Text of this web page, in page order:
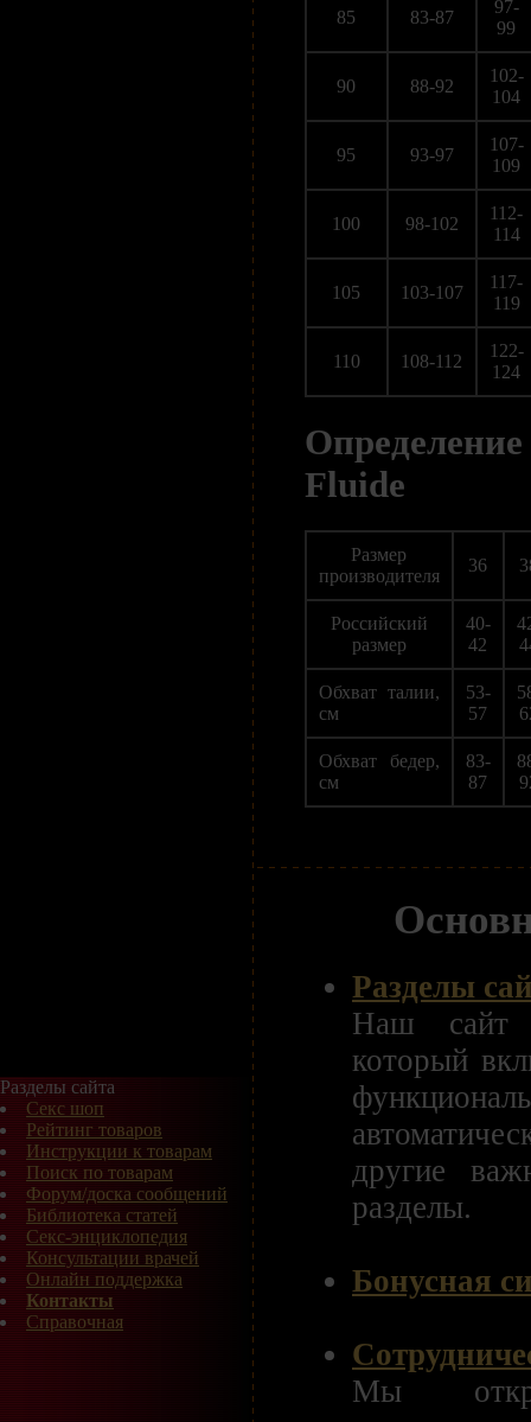
Разделы сайта
Секс шоп
Рейтинг товаров
Инструкции к товарам
Поиск по товарам
Форум/доска сообщений
Библиотека статей
Секс-энциклопедия
Консультации врачей
Онлайн поддержка
Контакты
Справочная
85 83-87
97-
99
90 88-92
102-
104
95 93-97
107-
109
100 98-102
112-
114
105 103-107
117-
119
110 108-112
122-
124
Fluide
Размер
производителя
36
Российский
размер
40-
42
Обхват талии,
см
53-
57
Обхват бедер,
см
83-
87
Разделы
Наш сайт -
который
другие
разделы.
Бонусная
Мы